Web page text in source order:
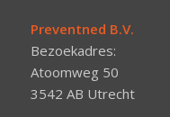
Preventned B.V.
Bezoekadres:
Atoomweg 50
3542 AB Utrecht